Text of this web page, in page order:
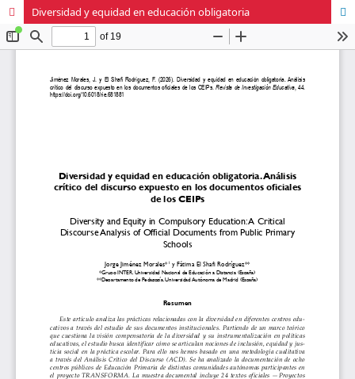
Diversidad y equidad en educación obligatoria